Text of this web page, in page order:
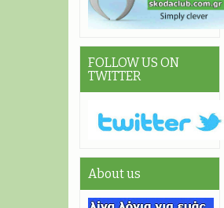
FOLLOW US ON
TWITTER
About us